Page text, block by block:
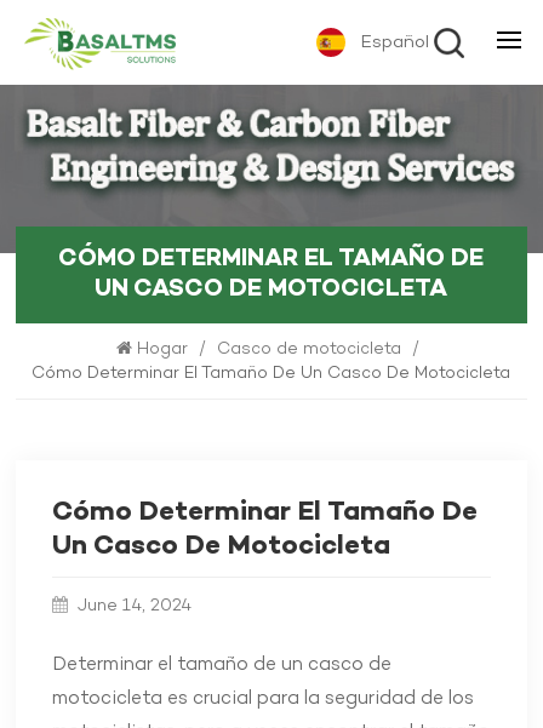
Español
CÓMO DETERMINAR EL TAMAÑO DE
UN CASCO DE MOTOCICLETA
Hogar / Casco de motocicleta /
Cómo Determinar El Tamaño De Un Casco De Motocicleta
Cómo Determinar El Tamaño De
Un Casco De Motocicleta
June 14, 2024
Determinar el tamaño de un casco de
motocicleta es crucial para la seguridad de los